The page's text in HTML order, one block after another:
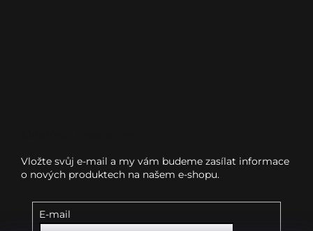
Vložte svůj e-mail a my vám budeme zasílat informace
o nových produktech na našem e-shopu.
E-mail